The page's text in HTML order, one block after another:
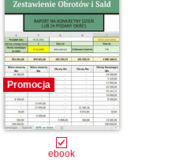
Promocja
ebook